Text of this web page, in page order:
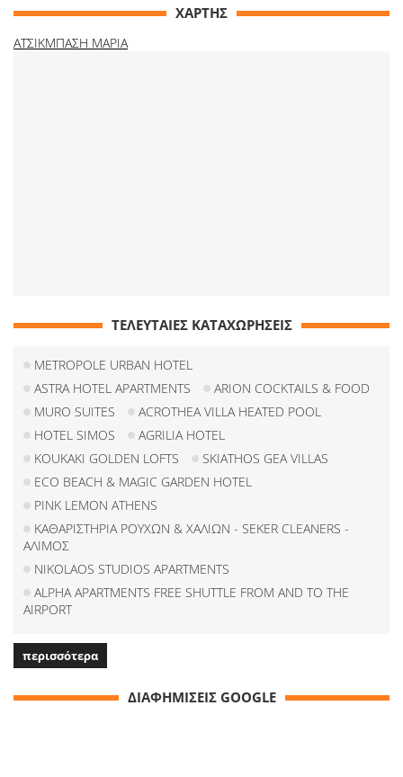
ΧΑΡΤΗΣ
ΑΤΣΙΚΜΠΑΣΗ ΜΑΡΙΑ
ΤΕΛΕΥΤΑΙΕΣ ΚΑΤΑΧΩΡΗΣΕΙΣ
METROPOLE URBAN HOTEL
ASTRA HOTEL APARTMENTS
ARION COCKTAILS & FOOD
MURO SUITES
ACROTHEA VILLA HEATED POOL
HOTEL SIMOS
AGRILIA HOTEL
KOUKAKI GOLDEN LOFTS
SKIATHOS GEA VILLAS
ECO BEACH & MAGIC GARDEN HOTEL
PINK LEMON ATHENS
ΚΑΘΑΡΙΣΤΗΡΙΑ ΡΟΥΧΩΝ & ΧΑΛΙΩΝ - SEKER CLEANERS -
ΑΛΙΜΟΣ
NIKOLAOS STUDIOS APARTMENTS
ALPHA APARTMENTS FREE SHUTTLE FROM AND TO THE
AIRPORT
περισσότερα
ΔΙΑΦΗΜΙΣΕΙΣ GOOGLE